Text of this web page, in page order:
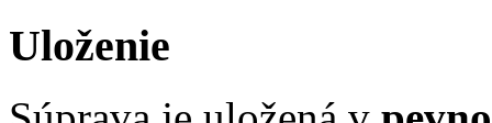
Uloženie